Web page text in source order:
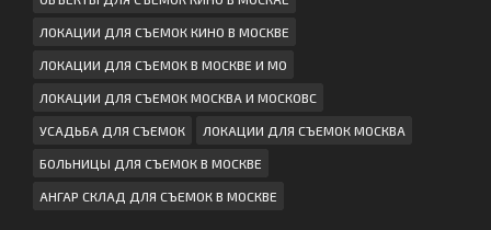
ЛОКАЦИИ ДЛЯ СЪЕМОК КИНО В МОСКВЕ
ЛОКАЦИИ ДЛЯ СЪЕМОК В МОСКВЕ И МО
ЛОКАЦИИ ДЛЯ СЪЕМОК МОСКВА И МОСКОВС
УСАДЬБА ДЛЯ СЪЕМОК ЛОКАЦИИ ДЛЯ СЪЕМОК МОСКВА
БОЛЬНИЦЫ ДЛЯ СЪЕМОК В МОСКВЕ
АНГАР СКЛАД ДЛЯ СЪЕМОК В МОСКВЕ